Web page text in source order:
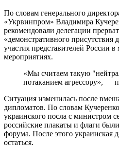
По словам генерального
«Укрвинпром» Владимира
рекомендовали делегации
«демонстративного
участия представителей России
мероприятиях.
«Мы считаем такую
потаканием агрессору», —
Ситуация изменилась после
дипломатов. По словам
украинского посла с министром
российские плакаты и флаги
форума. После этого украинская
остаться.